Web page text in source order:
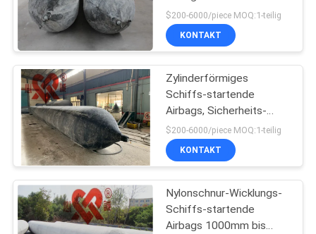
Marine Rubber
Fenders
unterschiedlicher Größe
$200-6000/piece MOQ:1-teilig
KONTAKT
Zylinderförmiges
Schiffs-startende
Airbags, Sicherheits-
anhebende Boots-
Wiederaufnahme-Airbags
$200-6000/piece MOQ:1-teilig
KONTAKT
Nylonschnur-Wicklungs-
Schiffs-startende
Airbags 1000mm bis